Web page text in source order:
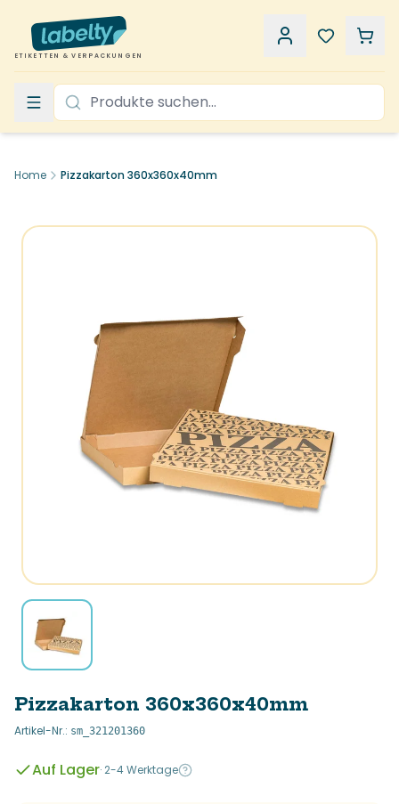
ETIKETTEN & VERPACKUNGEN
Home Pizzakarton 360x360x40mm
Pizzakarton 360x360x40mm
Artikel-Nr.: sm_321201360
Auf Lager· 2-4 Werktage